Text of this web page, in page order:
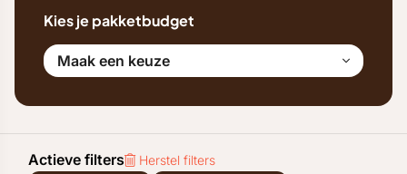
Kies je pakketbudget
Maak een keuze
Actieve filters
Herstel filters